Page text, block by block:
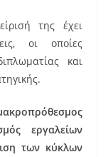
της έχει
οι οποίες
και
εργαλείων
των κύκλων